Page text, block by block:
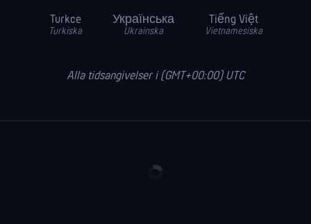
Turkce
Turkiska
Українська
Ukrainska
Tiếng Việt
Vietnamesiska
Alla tidsangivelser i (GMT+00:00) UTC